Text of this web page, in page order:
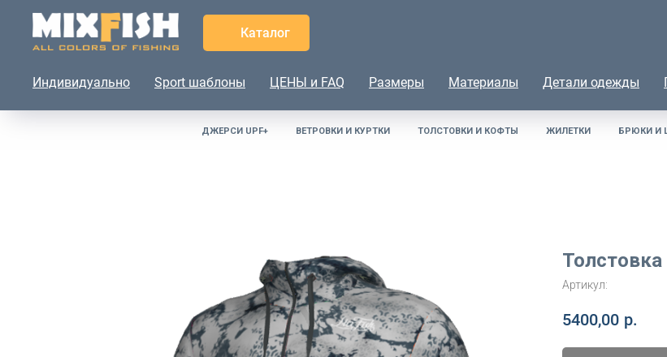
Каталог
Индивидуально Sport шаблоны ЦЕНЫ и FAQ Размеры Материалы Детали одежды
ДЖЕРСИ UPF+ ВЕТРОВКИ И КУРТКИ ТОЛСТОВКИ И КОФТЫ ЖИЛЕТКИ БРЮКИ И
Артикул:
5400,00 р.